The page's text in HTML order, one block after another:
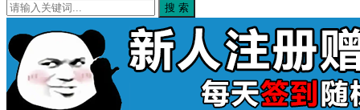
搜 索